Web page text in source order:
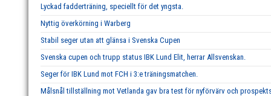
Lyckad fadderträning, speciellt för det yngsta.
Nyttig överkörning i Warberg
Stabil seger utan att glänsa i Svenska Cupen
Svenska cupen och trupp status IBK Lund Elit, herrar Allsvenskan.
Seger för IBK Lund mot FCH i 3:e träningsmatchen.
Målsnål tillställning mot Vetlanda gav bra test för nyförvärv och